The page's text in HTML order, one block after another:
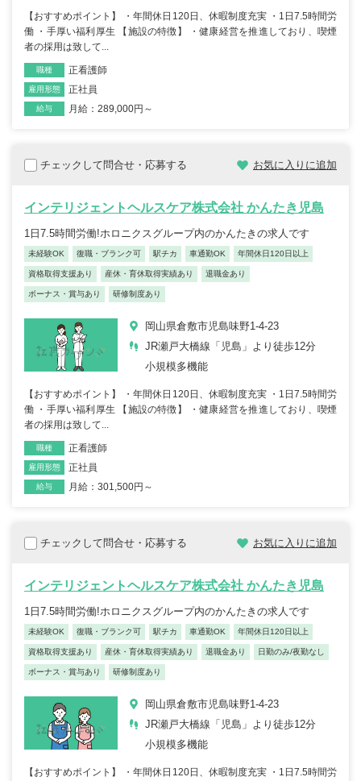
【おすすめポイント】 ・年間休日120日、休暇制度充実 ・1日7.5時間労
働 ・手厚い福利厚生 【施設の特徴】 ・健康経営を推進しており、喫煙
者の採用は致して...
職種 正看護師
雇用形態 正社員
給与 月給：289,000円～
チェックして問合せ・応募する お気に入りに追加
インテリジェントヘルスケア株式会社 かんたき児島
1日7.5時間労働!ホロニクスグループ内のかんたきの求人です
未経験OK 復職・ブランク可 駅チカ 車通勤OK 年間休日120日以上
資格取得支援あり 産休・育休取得実績あり 退職金あり
ボーナス・賞与あり 研修制度あり
岡山県倉敷市児島味野1-4-23
JR瀬戸大橋線「児島」より徒歩12分
小規模多機能
【おすすめポイント】 ・年間休日120日、休暇制度充実 ・1日7.5時間労
働 ・手厚い福利厚生 【施設の特徴】 ・健康経営を推進しており、喫煙
者の採用は致して...
職種 正看護師
雇用形態 正社員
給与 月給：301,500円～
チェックして問合せ・応募する お気に入りに追加
インテリジェントヘルスケア株式会社 かんたき児島
1日7.5時間労働!ホロニクスグループ内のかんたきの求人です
未経験OK 復職・ブランク可 駅チカ 車通勤OK 年間休日120日以上
資格取得支援あり 産休・育休取得実績あり 退職金あり 日勤のみ/夜勤なし
ボーナス・賞与あり 研修制度あり
岡山県倉敷市児島味野1-4-23
JR瀬戸大橋線「児島」より徒歩12分
小規模多機能
【おすすめポイント】 ・年間休日120日、休暇制度充実 ・1日7.5時間労